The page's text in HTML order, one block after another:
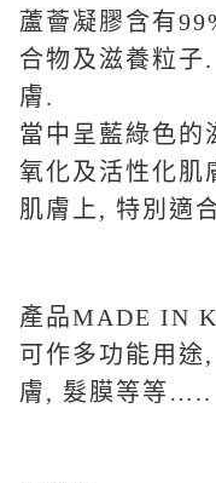
蘆薈凝膠含有
合物及滋養粒子
膚.
當中呈藍綠色的
氧化及活性化肌
肌膚上, 特別適
產品MADE IN
可作多功能用途
膚, 髮膜等等…..